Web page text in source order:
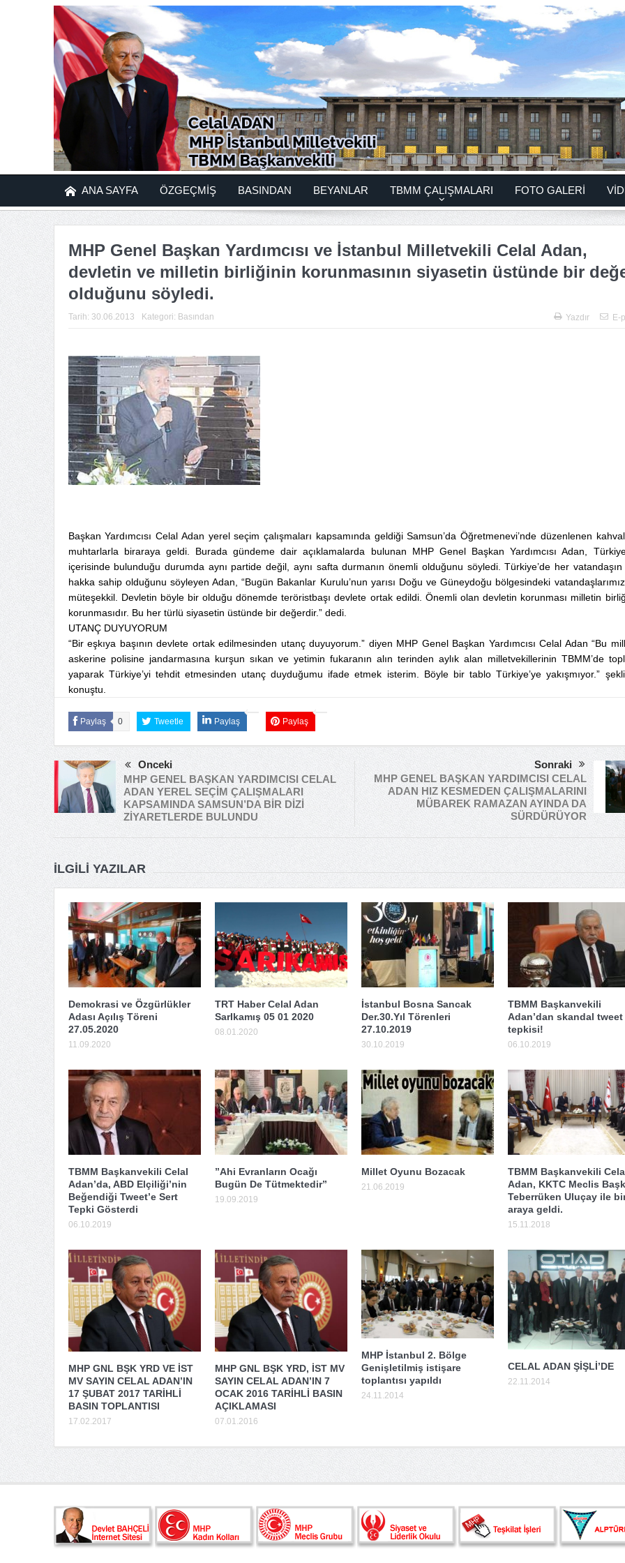
ANA SAYFA ÖZGEÇMİŞ BASINDAN BEYANLAR TBMM ÇALIŞMALARI FOTO GALERİ
MHP Genel Başkan Yardımcısı ve İstanbul Milletvekili Celal Adan,
devletin ve milletin birliğinin korunmasının siyasetin üstünde bir
olduğunu söyledi.
Tarih: 30.06.2013 Kategori: Basından Yazdır E-
Başkan Yardımcısı Celal Adan yerel seçim çalışmaları kapsamında geldiği Samsun’da Öğretmenevi’nde düzenlenen
muhtarlarla biraraya geldi. Burada gündeme dair açıklamalarda bulunan MHP Genel Başkan Yardımcısı Adan,
içerisinde bulunduğu durumda aynı partide değil, aynı safta durmanın önemli olduğunu söyledi. Türkiye’de her vatandaşın
hakka sahip olduğunu söyleyen Adan, “Bugün Bakanlar Kurulu’nun yarısı Doğu ve Güneydoğu bölgesindeki
müteşekkil. Devletin böyle bir olduğu dönemde teröristbaşı devlete ortak edildi. Önemli olan devletin korunması milletin
korunmasıdır. Bu her türlü siyasetin üstünde bir değerdir.” dedi.
UTANÇ DUYUYORUM
“Bir eşkıya başının devlete ortak edilmesinden utanç duyuyorum.” diyen MHP Genel Başkan Yardımcısı Celal Adan “Bu
askerine polisine jandarmasına kurşun sıkan ve yetimin fukaranın alın terinden aylık alan milletvekillerinin TBMM’de
yaparak Türkiye’yi tehdit etmesinden utanç duyduğumu ifade etmek isterim. Böyle bir tablo Türkiye’ye yakışmıyor.”
konuştu.
Paylaş 0 Tweetle Paylaş Paylaş
Önceki
MHP GENEL BAŞKAN YARDIMCISI CELAL
ADAN YEREL SEÇİM ÇALIŞMALARI
KAPSAMINDA SAMSUN’DA BİR DİZİ
ZİYARETLERDE BULUNDU
Sonraki
MHP GENEL BAŞKAN YARDIMCISI CELAL
ADAN HIZ KESMEDEN ÇALIŞMALARINI
MÜBAREK RAMAZAN AYINDA DA
SÜRDÜRÜYOR
İLGILI YAZILAR
Demokrasi ve Özgürlükler
Adası Açılış Töreni
27.05.2020
11.09.2020
TRT Haber Celal Adan
SarIkamış 05 01 2020
08.01.2020
İstanbul Bosna Sancak
Der.30.Yıl Törenleri
27.10.2019
30.10.2019
TBMM Başkanvekili
Adan’dan skandal tweet
tepkisi!
06.10.2019
TBMM Başkanvekili Celal
Adan’da, ABD Elçiliği’nin
Beğendiği Tweet’e Sert
Tepki Gösterdi
06.10.2019
”Ahi Evranların Ocağı
Bugün De Tütmektedir”
19.09.2019
Millet Oyunu Bozacak
21.06.2019
TBMM Başkanvekili
Adan, KKTC Meclis
Teberrüken Uluçay ile
araya geldi.
15.11.2018
MHP GNL BŞK YRD VE İST
MV SAYIN CELAL ADAN’IN
17 ŞUBAT 2017 TARİHLİ
BASIN TOPLANTISI
17.02.2017
MHP GNL BŞK YRD, İST MV
SAYIN CELAL ADAN’IN 7
OCAK 2016 TARİHLİ BASIN
AÇIKLAMASI
07.01.2016
MHP İstanbul 2. Bölge
Genişletilmiş istişare
toplantısı yapıldı
24.11.2014
CELAL ADAN ŞİŞLİ’DE
22.11.2014
ERÖZ’ü anma günü
17.11.2022